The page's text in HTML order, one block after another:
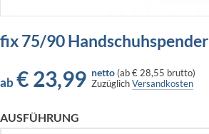
fix 75/90 Handschuhspender
ab €23,99 netto (ab€ 28,55 brutto)
ZuzüglichVersandkosten
AUSFÜHRUNG